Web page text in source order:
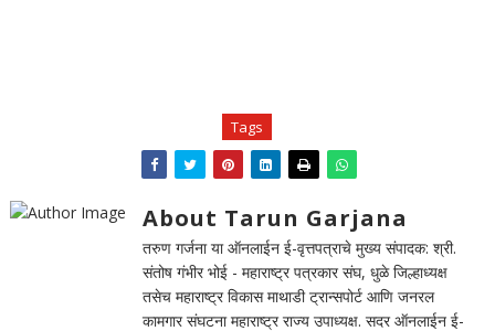
Tags
About Tarun Garjana
तरुण गर्जना या ऑनलाईन ई-वृत्तपत्राचे मुख्य संपादक: श्री.
संतोष गंभीर भोई - महाराष्ट्र पत्रकार संघ, धुळे जिल्हाध्यक्ष
तसेच महाराष्ट्र विकास माथाडी ट्रान्सपोर्ट आणि जनरल
कामगार संघटना महाराष्ट्र राज्य उपाध्यक्ष. सदर ऑनलाईन ई-